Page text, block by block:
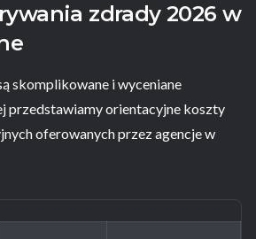
zdrady 2026 w
skomplikowane i wyceniane
przedstawiamy orientacyjne koszty
oferowanych przez agencje w